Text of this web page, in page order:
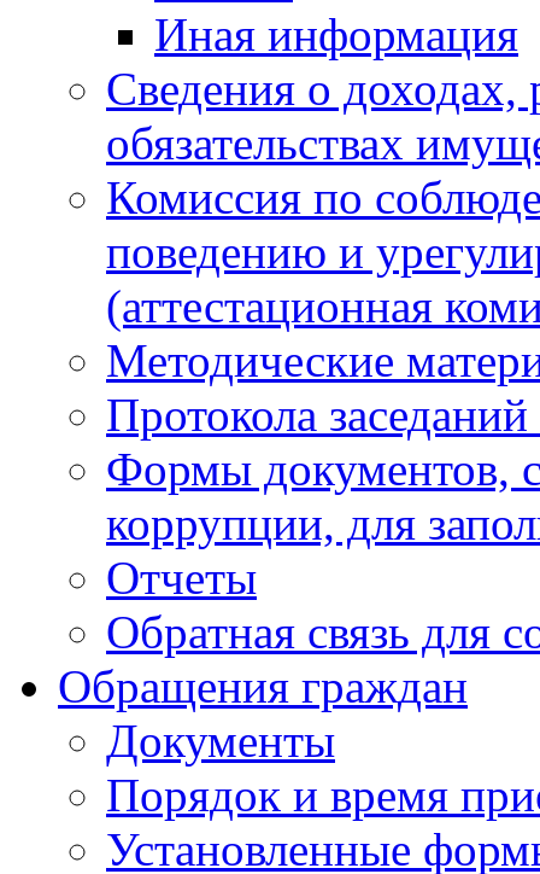
Иная информация
Сведения о доходах,
обязательствах
Комиссия по
поведению и
(аттестационная
Методические
Протокола
Формы документов,
коррупции, для
Отчеты
Обратная связь для
Обращения граждан
Документы
Порядок и время
Установленные